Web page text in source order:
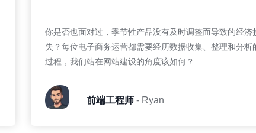
你是否也面对过，季节性产品没有及时调整而导致的经济
失？每位电子商务运营都需要经历数据收集、整理和分析
过程，我们站在网站建设的角度该如何？
前端工程师 - Ryan